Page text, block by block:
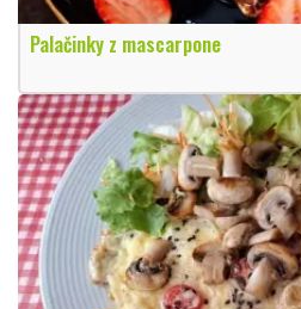
Palačinky z mascarpone